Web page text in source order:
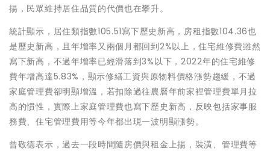
揚，民眾維持居住品質的代價也在攀升。
統計顯示，居住類指數105.51寫下歷史新高，房租指數104.36也
是歷史新高，且年增率又兩個月都回到2%以上，住宅維修費雖然
寫下新高，不過年增率已經滑落到3%以下，2022年的住宅維修
費年增高達5.83%，顯示修繕工資與原物料價格漲勢趨緩，不過
家庭管理費卻明顯增溫，若扣除過往農曆年前家裡管理費單月拉
高的慣性，實際上家庭管理費也寫下歷史新高，反映包括家事服
務費、住宅管理費用等今年都出現一波明顯漲勢。
曾敬德表示，過去一段時間隨房價與租金上揚，裝潢、管理費等